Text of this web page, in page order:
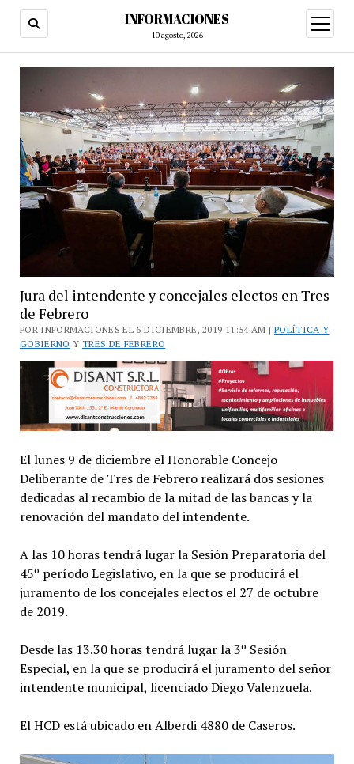
INFORMACIONES
10 agosto, 2026
abrir
menú
Jura del intendente y concejales electos en Tres
de Febrero
POR INFORMACIONES EL 6 DICIEMBRE, 2019 11:54 AM | POLÍTICA Y
GOBIERNO Y TRES DE FEBRERO
El lunes 9 de diciembre el Honorable Concejo
Deliberante de Tres de Febrero realizará dos sesiones
dedicadas al recambio de la mitad de las bancas y la
renovación del mandato del intendente.
A las 10 horas tendrá lugar la Sesión Preparatoria del
45º período Legislativo, en la que se producirá el
juramento de los concejales electos el 27 de octubre
de 2019.
Desde las 13.30 horas tendrá lugar la 3º Sesión
Especial, en la que se producirá el juramento del señor
intendente municipal, licenciado Diego Valenzuela.
El HCD está ubicado en Alberdi 4880 de Caseros.